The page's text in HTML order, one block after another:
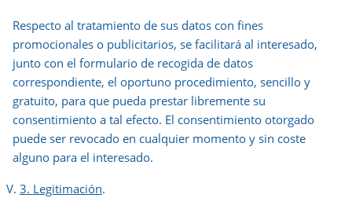
Respecto al tratamiento de sus datos con fines
promocionales o publicitarios, se facilitará al interesado,
junto con el formulario de recogida de datos
correspondiente, el oportuno procedimiento, sencillo y
gratuito, para que pueda prestar libremente su
consentimiento a tal efecto. El consentimiento otorgado
puede ser revocado en cualquier momento y sin coste
alguno para el interesado.
3. Legitimación.